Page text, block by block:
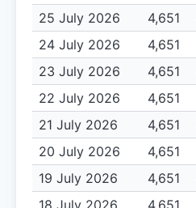
25 July 2026
4,651
24 July 2026
4,651
23 July 2026
4,651
22 July 2026
4,651
21 July 2026
4,651
20 July 2026
4,651
19 July 2026
4,651
18 July 2026
4,651